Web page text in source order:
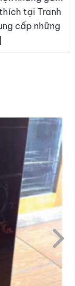
tại Tranh
cấp những